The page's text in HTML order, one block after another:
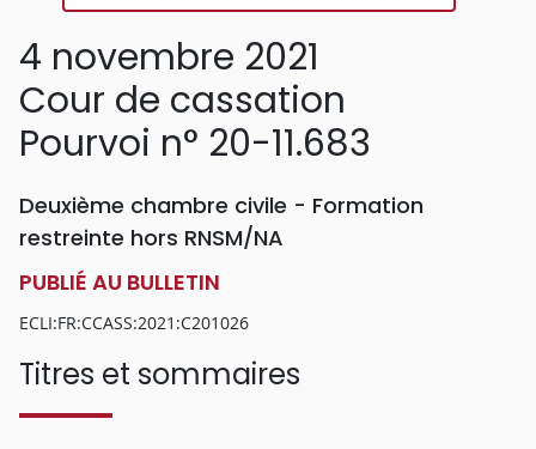
4 novembre 2021
Cour de cassation
Pourvoi n° 20-11.683
Deuxième chambre civile - Formation
restreinte hors RNSM/NA
PUBLIÉ AU BULLETIN
ECLI:FR:CCASS:2021:C201026
Titres et sommaires